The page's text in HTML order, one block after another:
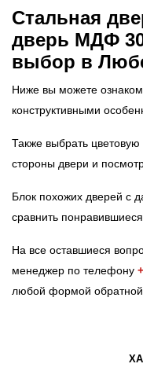
Стальная
дверь МДФ
выбор в
Ниже вы можете
конструктивными
Также выбрать
стороны двери и
Блок похожих дверей с
сравнить
На все оставшиеся
менеджер по телефону
любой формой обратной